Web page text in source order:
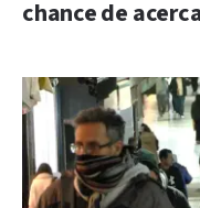
chance de